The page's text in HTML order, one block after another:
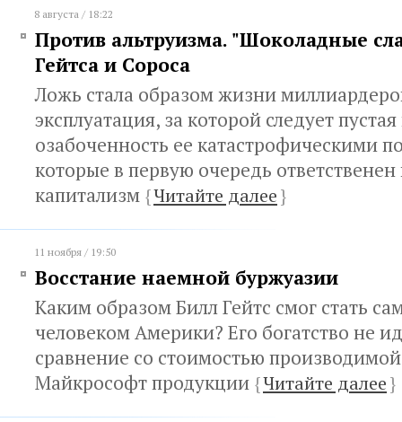
8 августа / 18:22
Против альтруизма. "Шоколадные
Гейтса и Сороса
Ложь стала образом жизни
эксплуатация, за которой следует
озабоченность ее катастрофическими
которые в первую очередь
капитализм {Читайте далее}
11 ноября / 19:50
Восстание наемной буржуазии
Каким образом Билл Гейтс смог стать
человеком Америки? Его богатство не
сравнение со стоимостью
Майкрософт продукции {Читайте далее}